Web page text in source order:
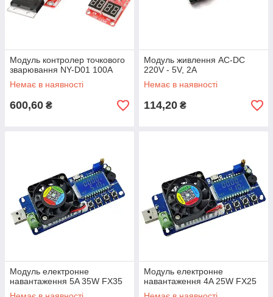
Модуль контролер точкового
зварювання NY-D01 100A
Немає в наявності
600,60 ₴
Модуль живлення AC-DC
220V - 5V, 2A
Немає в наявності
114,20 ₴
Модуль електронне
навантаження 5A 35W FX35
Модуль електронне
навантаження 4A 25W FX25